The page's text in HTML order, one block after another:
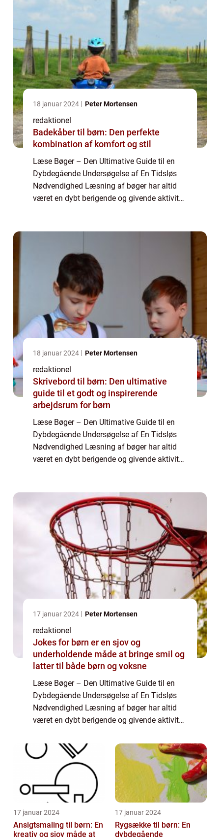
18 januar 2024 Peter Mortensen
redaktionel
Badekåber til børn: Den perfekte
kombination af komfort og stil
Læse Bøger – Den Ultimative Guide til en
Dybdegående Undersøgelse af En Tidsløs
Nødvendighed Læsning af bøger har altid
været en dybt berigende og givende aktivitet.
18 januar 2024 Peter Mortensen
redaktionel
Skrivebord til børn: Den ultimative
guide til et godt og inspirerende
arbejdsrum for børn
Læse Bøger – Den Ultimative Guide til en
Dybdegående Undersøgelse af En Tidsløs
Nødvendighed Læsning af bøger har altid
været en dybt berigende og givende aktivitet.
17 januar 2024 Peter Mortensen
redaktionel
Jokes for børn er en sjov og
underholdende måde at bringe smil og
latter til både børn og voksne
Læse Bøger – Den Ultimative Guide til en
Dybdegående Undersøgelse af En Tidsløs
Nødvendighed Læsning af bøger har altid
været en dybt berigende og givende aktivitet.
til viden, underholdning og personli...
17 januar 2024
Ansigtsmaling til børn: En
kreativ og sjov måde at
17 januar 2024
Rygsække til børn: En
dybdegående